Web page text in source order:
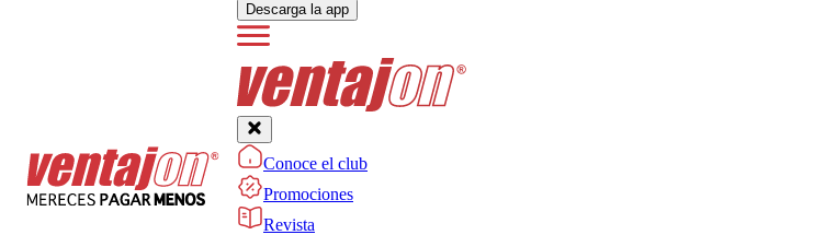
Descarga la app
Conoce el club
Promociones
Revista